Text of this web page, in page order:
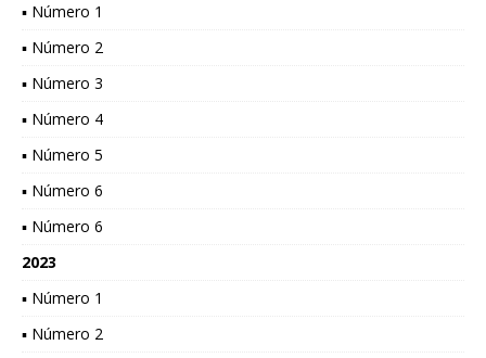
▪ Número 1
▪ Número 2
▪ Número 3
▪ Número 4
▪ Número 5
▪ Número 6
▪ Número 6
2023
▪ Número 1
▪ Número 2